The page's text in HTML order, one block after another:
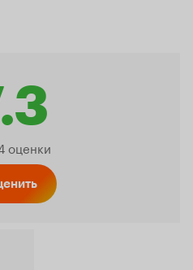
оценки